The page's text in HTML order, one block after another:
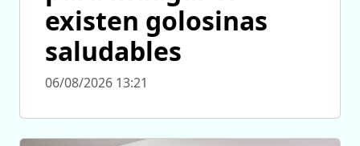
existen golosinas
saludables
06/08/2026 13:21